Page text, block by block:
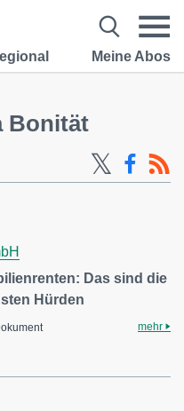
Meine Abos
Bonität
Das sind die
Hürden
mehr